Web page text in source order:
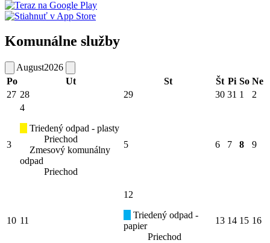
Komunálne služby
August2026
Po
Ut St Št Pi So Ne
27 28 29 30 31 1 2
3
4
Triedený odpad - plasty
Priechod
Zmesový komunálny
odpad
Priechod
5 6 7 8 9
10 11
12
Triedený odpad -
papier
Priechod
13 14 15 16